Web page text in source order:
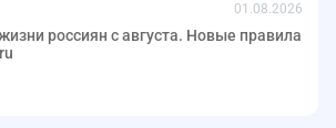
01.08.2026
россиян с августа. Новые правила